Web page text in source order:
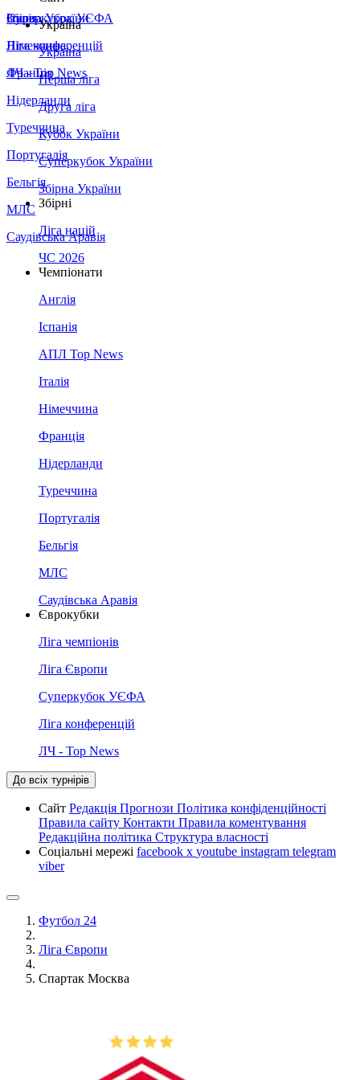
Збірна України
Італія
Німеччина
Франція
Нідерланди
Туреччина
Португалія
Бельгія
МЛС
Саудівська Аравія
Суперкубок УЄФА
Ліга конференцій
ЛЧ - Top News
Україна
Україна
Перша ліга
Друга ліга
Кубок України
Суперкубок України
Збірна України
Збірні
Ліга націй
ЧС 2026
Чемпіонати
Англія
Іспанія
АПЛ Top News
Італія
Німеччина
Франція
Нідерланди
Туреччина
Португалія
Бельгія
МЛС
Саудівська Аравія
Єврокубки
Ліга чемпіонів
Ліга Європи
Суперкубок УЄФА
Ліга конференцій
ЛЧ - Top News
До всіх турнірів
Сайт Редакція Прогнози Політика конфіденційності
Правила сайту Контакти Правила коментування
Редакційна політика Структура власності
Соціальні мережі facebook x youtube instagram telegram
viber
Футбол 24
Ліга Європи
Спартак Москва